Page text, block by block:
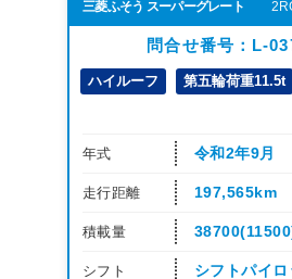
三菱ふそう スーパーグレート
問合せ番号：L-
ハイルーフ 第五輪荷重11.5t
年式 令和2年9月
走行距離 197,565km
積載量
シフト シフトパイロ